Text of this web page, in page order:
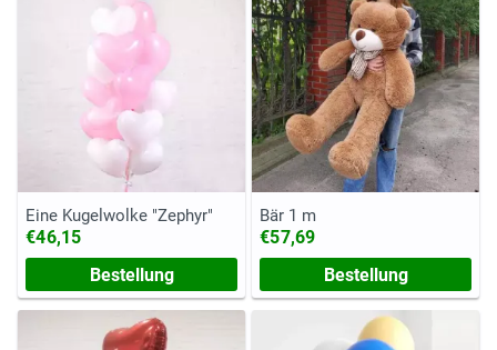
Eine Kugelwolke "Zephyr"
€46,15
Bestellung
Bär 1 m
€57,69
Bestellung